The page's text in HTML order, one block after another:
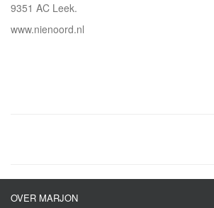
9351 AC Leek.
www.nienoord.nl
OVER MARJON